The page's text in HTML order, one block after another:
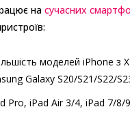
на сучасних
моделей iPhone з
Galaxy S20/S21/S22/
Pro, iPad Air 3/4, iPad 7/8/